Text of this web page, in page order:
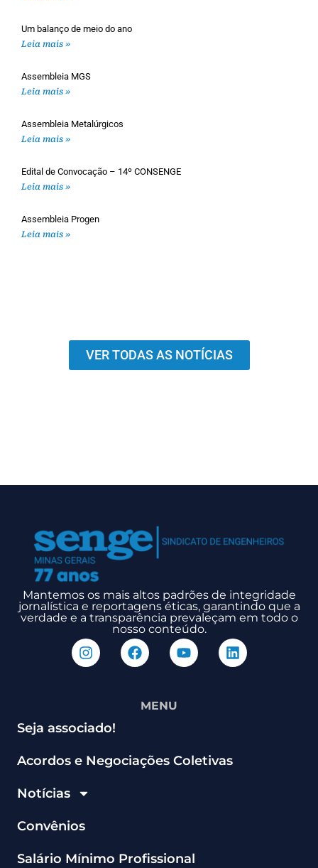
Um balanço de meio do ano
Leia mais »
Assembleia MGS
Leia mais »
Assembleia Metalúrgicos
Leia mais »
Edital de Convocação – 14º CONSENGE
Leia mais »
Assembleia Progen
Leia mais »
VER TODAS AS NOTÍCIAS
Mantemos os mais altos padrões de integridade
jornalística e reportagens éticas, garantindo que a
verdade e a transparência prevaleçam em todo o
nosso conteúdo.
MENU
Seja associado!
Acordos e Negociações Coletivas
Notícias
Convênios
Salário Mínimo Profissional